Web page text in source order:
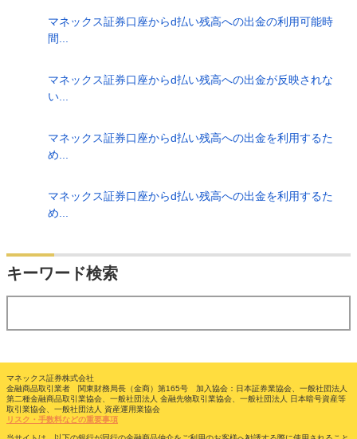
マネックス証券口座からd払い残高への出金の利用可能時
間...
マネックス証券口座からd払い残高への出金が反映されな
い...
マネックス証券口座からd払い残高への出金を利用するた
め...
マネックス証券口座からd払い残高への出金を利用するた
め...
キーワード検索
マネックス証券株式会社
金融商品取引業者 関東財務局長（金商）第165号 加入協会：日本証券業協会、一般社団法人
第二種金融商品取引業協会、一般社団法人 金融先物取引業協会、一般社団法人 日本暗号資産等
取引業協会、一般社団法人 資産運用業協会
リスク・手数料などの重要事項